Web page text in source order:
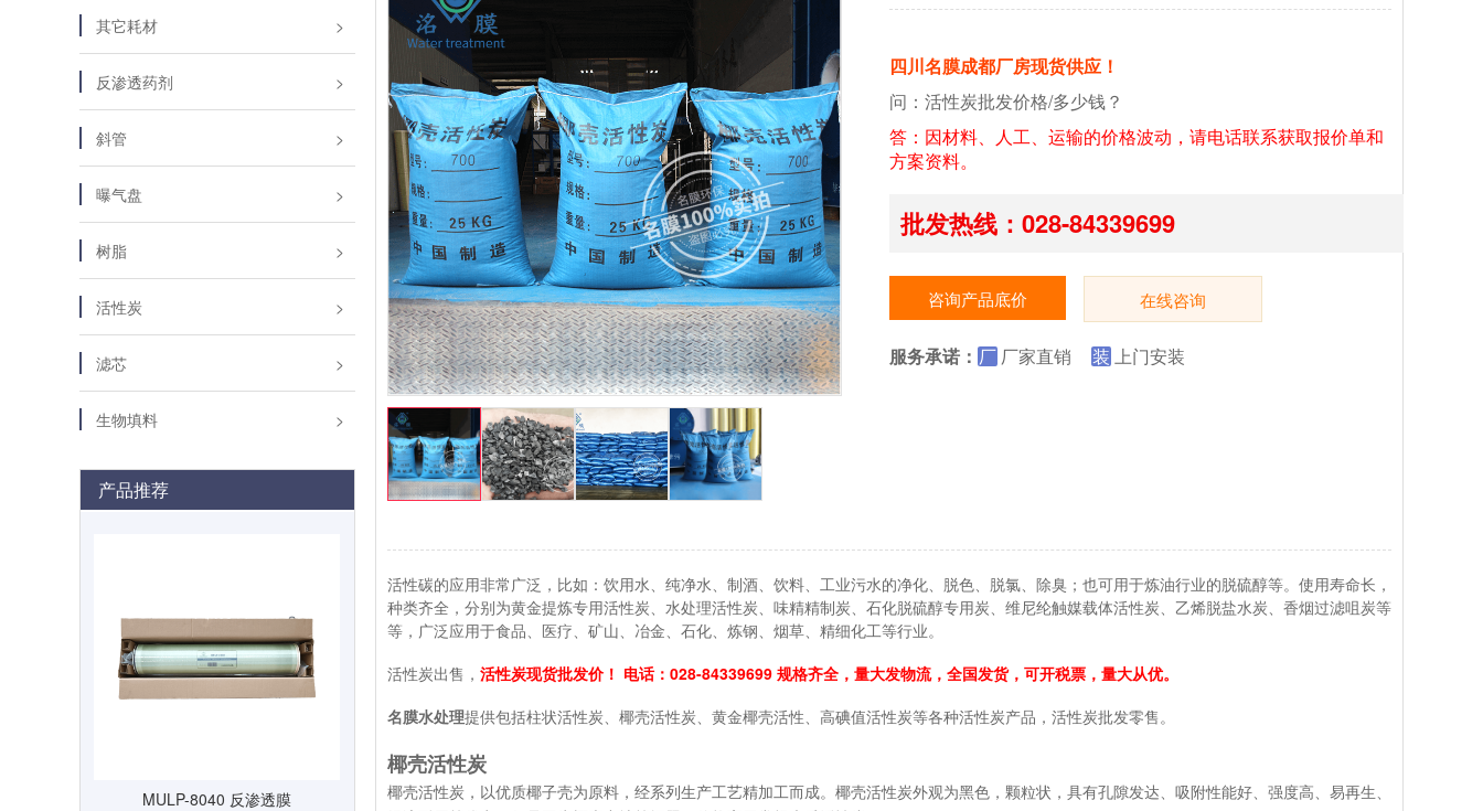
其它耗材
反渗透药剂
斜管
曝气盘
树脂
活性炭
滤芯
生物填料
产品推荐
MULP-8040 反渗透膜
四川名膜成都厂房现货供应！
问：活性炭批发价格/多少钱？
答：因材料、人工、运输的价格波动，请电话联系获取报价单和
方案资料。
批发热线：028-84339699
咨询产品底价 在线咨询
服务承诺： 厂 厂家直销 装 上门安装
活性碳的应用非常广泛，比如：饮用水、纯净水、制酒、饮料、工业污水的净化、脱色、脱氯、除臭；也可用于炼油行业的脱硫醇等。使用寿命长，
种类齐全，分别为黄金提炼专用活性炭、水处理活性炭、味精精制炭、石化脱硫醇专用炭、维尼纶触媒载体活性炭、乙烯脱盐水炭、香烟过滤咀炭等
等，广泛应用于食品、医疗、矿山、冶金、石化、炼钢、烟草、精细化工等行业。
活性炭出售， 活性炭现货批发价！ 电话：028-84339699 规格齐全，量大发物流，全国发货，可开税票，量大从优。
名膜水处理提供包括柱状活性炭、椰壳活性炭、黄金椰壳活性、高碘值活性炭等各种活性炭产品，活性炭批发零售。
椰壳活性炭
椰壳活性炭，以优质椰子壳为原料，经系列生产工艺精加工而成。椰壳活性炭外观为黑色，颗粒状，具有孔隙发达、吸附性能好、强度高、易再生、